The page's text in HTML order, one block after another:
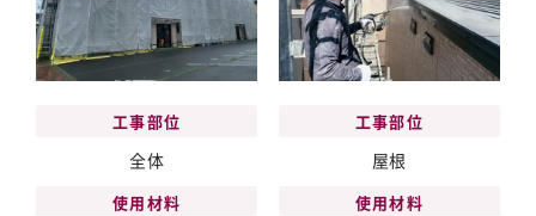
工事部位
全体
使用材料
工事部位
屋根
使用材料